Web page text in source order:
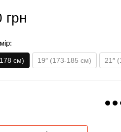
грн
см) 19″ (173-185 см) 21″